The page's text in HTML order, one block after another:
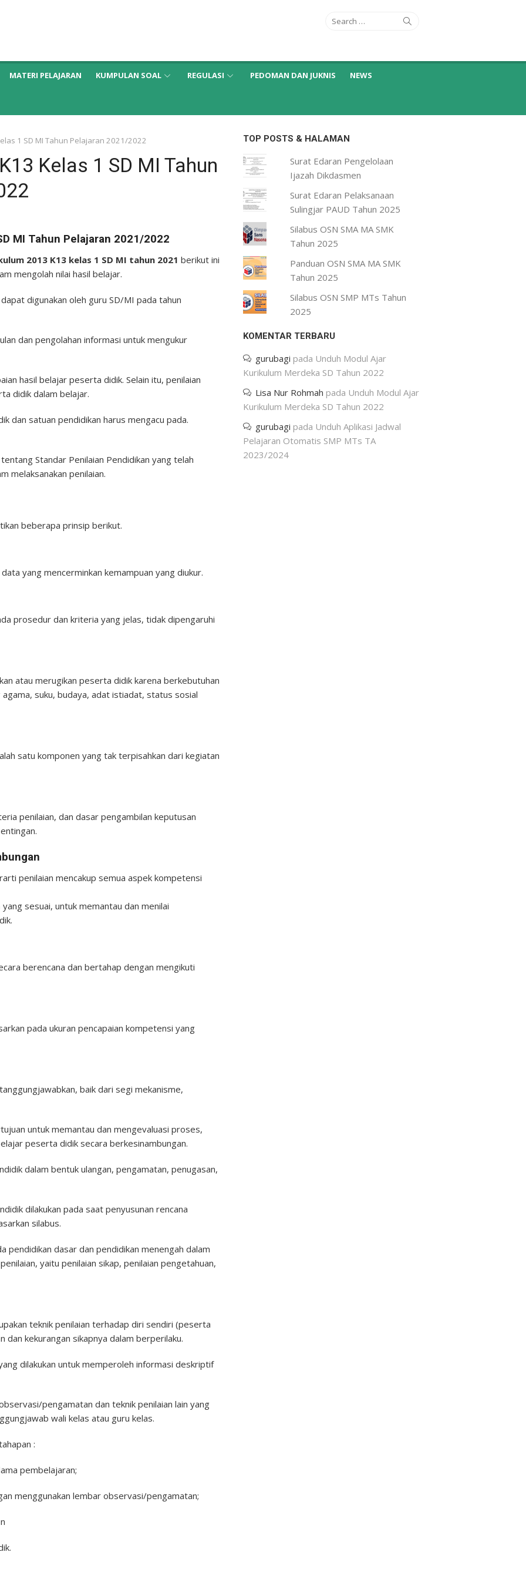
Search
MATERI PELAJARAN KUMPULAN SOAL REGULASI PEDOMAN DAN JUKNIS NEWS
1 SD MI Tahun Pelajaran 2021/2022
Kelas 1 SD MI Tahun
MI Tahun Pelajaran 2021/2022
2013 K13 kelas 1 SD MI tahun 2021 berikut ini
mengolah nilai hasil belajar.
digunakan oleh guru SD/MI pada tahun
dan pengolahan informasi untuk mengukur
hasil belajar peserta didik. Selain itu, penilaian
didik dalam belajar.
dan satuan pendidikan harus mengacu pada.
Standar Penilaian Pendidikan yang telah
melaksanakan penilaian.
beberapa prinsip berikut.
yang mencerminkan kemampuan yang diukur.
prosedur dan kriteria yang jelas, tidak dipengaruhi
atau merugikan peserta didik karena berkebutuhan
suku, budaya, adat istiadat, status sosial
satu komponen yang tak terpisahkan dari kegiatan
penilaian, dan dasar pengambilan keputusan
penilaian mencakup semua aspek kompetensi
sesuai, untuk memantau dan menilai
berencana dan bertahap dengan mengikuti
pada ukuran pencapaian kompetensi yang
baik dari segi mekanisme,
untuk memantau dan mengevaluasi proses,
peserta didik secara berkesinambungan.
dalam bentuk ulangan, pengamatan, penugasan,
dilakukan pada saat penyusunan rencana
silabus.
pendidikan dasar dan pendidikan menengah dalam
yaitu penilaian sikap, penilaian pengetahuan,
teknik penilaian terhadap diri sendiri (peserta
dan kekurangan sikapnya dalam berperilaku.
dilakukan untuk memperoleh informasi deskriptif
pengamatan dan teknik penilaian lain yang
wali kelas atau guru kelas.
:
pembelajaran;
menggunakan lembar observasi/pengamatan;
TOP POSTS & HALAMAN
Surat Edaran Pengelolaan
Ijazah Dikdasmen
Surat Edaran Pelaksanaan
Sulingjar PAUD Tahun 2025
Silabus OSN SMA MA SMK
Tahun 2025
Panduan OSN SMA MA SMK
Tahun 2025
Silabus OSN SMP MTs Tahun
2025
KOMENTAR TERBARU
gurubagi pada Unduh Modul Ajar
Kurikulum Merdeka SD Tahun 2022
Lisa Nur Rohmah pada Unduh Modul Ajar
Kurikulum Merdeka SD Tahun 2022
gurubagi pada Unduh Aplikasi Jadwal
Pelajaran Otomatis SMP MTs TA
2023/2024